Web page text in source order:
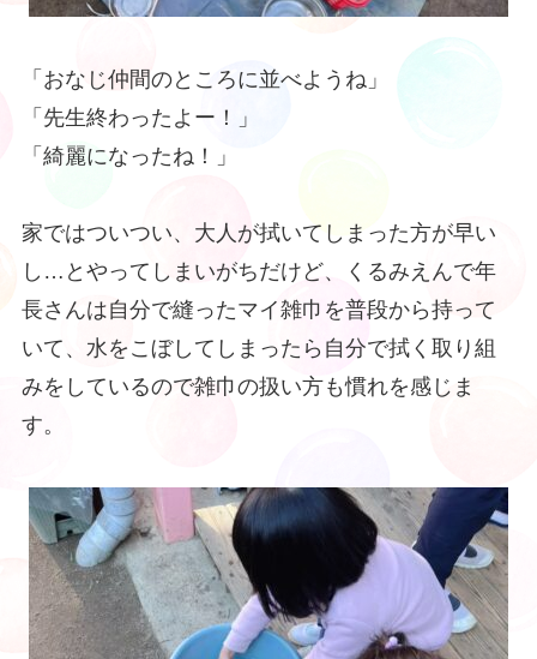
「おなじ仲間のところに並べようね」
「先生終わったよー！」
「綺麗になったね！」
家ではついつい、大人が拭いてしまった方が早い
し…とやってしまいがちだけど、くるみえんで年
長さんは自分で縫ったマイ雑巾を普段から持って
いて、水をこぼしてしまったら自分で拭く取り組
みをしているので雑巾の扱い方も慣れを感じま
す。